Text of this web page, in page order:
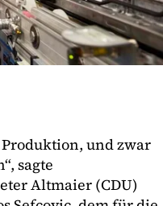
und zwar
sagte
Altmaier (CDU)